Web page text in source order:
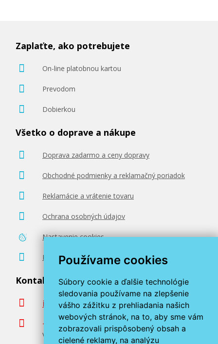
Používame cookies
Súbory cookie a ďalšie technológie
sledovania používame na zlepšenie
vášho zážitku z prehliadania našich
webových stránok, na to, aby sme vám
zobrazovali prispôsobený obsah a
cielené reklamy, na analýzu
Zaplaťte, ako potrebujete
On-line platobnou kartou
Prevodom
Dobierkou
Všetko o doprave a nákupe
Doprava zadarmo a ceny dopravy
Obchodné podmienky a reklamačný poriadok
Reklamácie a vrátenie tovaru
Ochrana osobných údajov
Nastavenie cookies
Poradenstvo zadarmo
Kontaktujte nás
info@miroluk.sk
+420 377 222 313
Volajte v pracovné dni od 8. do 17. hod.